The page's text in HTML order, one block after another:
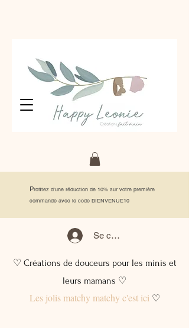
Profitez d'une réduction de 10% sur votre première
commande avec le code BIENVENUE10
Se connecter
♡ Créations de douceurs pour les minis et
leurs mamans ♡
Les jolis matchy matchy c'est ici♡